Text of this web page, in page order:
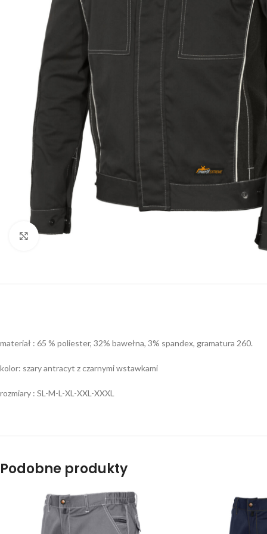
Click to enlarge
materiał : 65 % poliester, 32% bawełna, 3% spandex, gramatura 260.
kolor: szary antracyt z czarnymi wstawkami
rozmiary : SL-M-L-XL-XXL-XXXL
Podobne produkty